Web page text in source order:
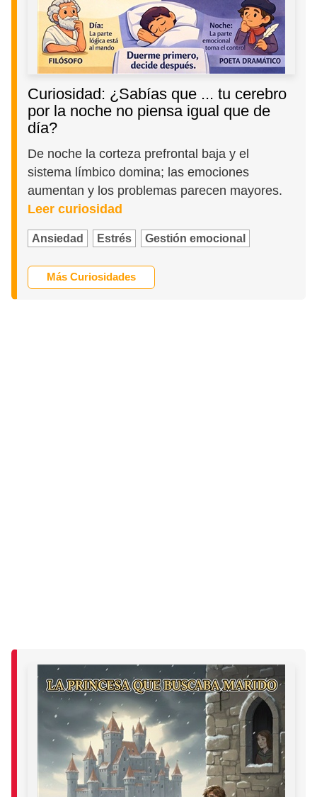
Curiosidad: ¿Sabías que ... tu cerebro
por la noche no piensa igual que de
día?
De noche la corteza prefrontal baja y el
sistema límbico domina; las emociones
aumentan y los problemas parecen mayores.
Leer curiosidad
Ansiedad Estrés Gestión emocional
Más Curiosidades